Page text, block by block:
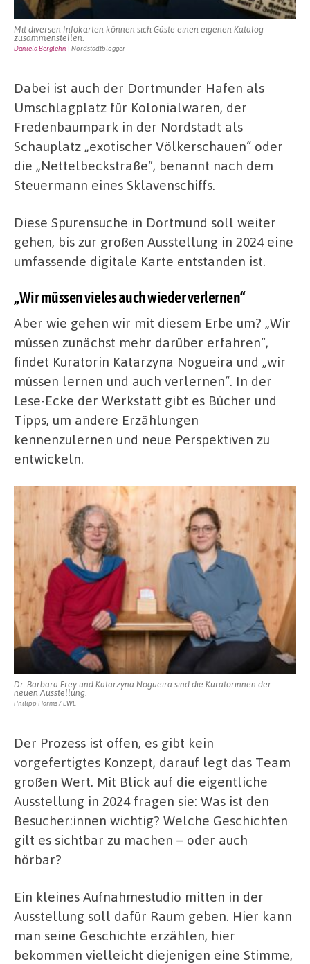
Mit diversen Infokarten können sich Gäste einen eigenen Katalog
zusammenstellen.
Daniela Berglehn | Nordstadtblogger
Dabei ist auch der Dortmunder Hafen als
Umschlagplatz für Kolonialwaren, der
Fredenbaumpark in der Nordstadt als
Schauplatz „exotischer Völkerschauen“ oder
die „Nettelbeckstraße“, benannt nach dem
Steuermann eines Sklavenschiffs.
Diese Spurensuche in Dortmund soll weiter
gehen, bis zur großen Ausstellung in 2024 eine
umfassende digitale Karte entstanden ist.
„Wir müssen vieles auch wieder verlernen“
Aber wie gehen wir mit diesem Erbe um? „Wir
müssen zunächst mehr darüber erfahren“,
findet Kuratorin Katarzyna Nogueira und „wir
müssen lernen und auch verlernen“. In der
Lese-Ecke der Werkstatt gibt es Bücher und
Tipps, um andere Erzählungen
kennenzulernen und neue Perspektiven zu
entwickeln.
Dr. Barbara Frey und Katarzyna Nogueira sind die Kuratorinnen der
neuen Ausstellung.
Philipp Harms / LWL
Der Prozess ist offen, es gibt kein
vorgefertigtes Konzept, darauf legt das Team
großen Wert. Mit Blick auf die eigentliche
Ausstellung in 2024 fragen sie: Was ist den
Besucher:innen wichtig? Welche Geschichten
gilt es sichtbar zu machen – oder auch
hörbar?
Ein kleines Aufnahmestudio mitten in der
Ausstellung soll dafür Raum geben. Hier kann
man seine Geschichte erzählen, hier
bekommen vielleicht diejenigen eine Stimme,